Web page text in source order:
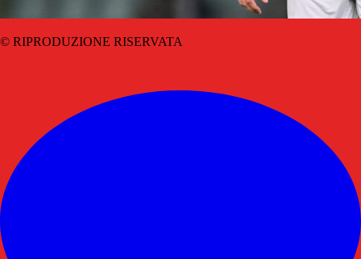
© RIPRODUZIONE RISERVATA